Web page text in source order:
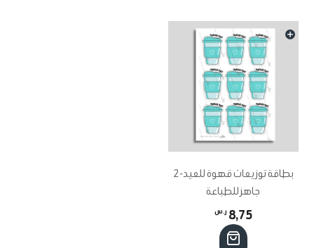
بطاقة توزيعات قهوة للعيد-2
جاهز للطباعة
8,75 ر.س